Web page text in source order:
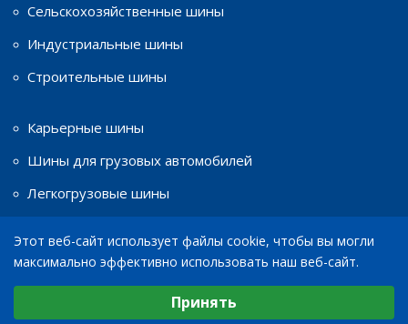
Сельскохозяйственные шины
Индустриальные шины
Строительные шины
Карьерные шины
Шины для грузовых автомобилей
Легкогрузовые шины
Шины для мототехники
Этот веб-сайт использует файлы cookie, чтобы вы могли
максимально эффективно использовать наш веб-сайт.
Выберите настройки cookie
Принять